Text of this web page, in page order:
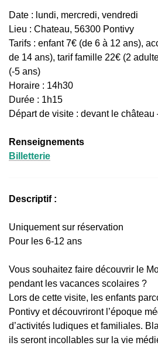
Date : lundi, mercredi, vendredi
Lieu : Chateau, 56300 Pontivy
Tarifs : enfant 7€ (de 6 à 12 ans),
de 14 ans), tarif famille 22€ (2
(-5 ans)
Horaire : 14h30
Durée : 1h15
Départ de visite : devant le
Renseignements
Billetterie
Descriptif :
Uniquement sur réservation
Pour les 6-12 ans
Vous souhaitez faire découvrir le
pendant les vacances scolaires ?
Lors de cette visite, les enfants
Pontivy et découvriront l’époque
d’activités ludiques et familiales.
ils seront incollables sur la vie